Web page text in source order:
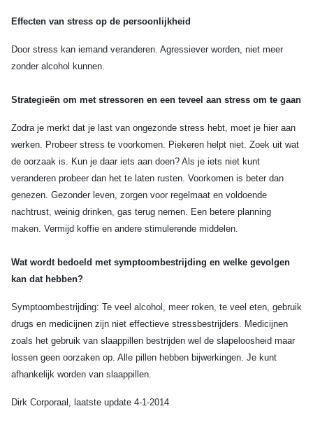
Effecten van stress op de persoonlijkheid
Door stress kan iemand veranderen. Agressiever worden, niet meer
zonder alcohol kunnen.
Strategieën om met stressoren en een teveel aan stress om te gaan
Zodra je merkt dat je last van ongezonde stress hebt, moet je hier aan
werken. Probeer stress te voorkomen. Piekeren helpt niet. Zoek uit wat
de oorzaak is. Kun je daar iets aan doen? Als je iets niet kunt
veranderen probeer dan het te laten rusten. Voorkomen is beter dan
genezen. Gezonder leven, zorgen voor regelmaat en voldoende
nachtrust, weinig drinken, gas terug nemen. Een betere planning
maken. Vermijd koffie en andere stimulerende middelen.
Wat wordt bedoeld met symptoombestrijding en welke gevolgen
kan dat hebben?
Symptoombestrijding: Te veel alcohol, meer roken, te veel eten, gebruik
drugs en medicijnen zijn niet effectieve stressbestrijders. Medicijnen
zoals het gebruik van slaappillen bestrijden wel de slapeloosheid maar
lossen geen oorzaken op. Alle pillen hebben bijwerkingen. Je kunt
afhankelijk worden van slaappillen.
Dirk Corporaal, laatste update 4-1-2014